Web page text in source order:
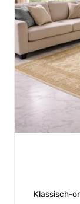
Klassisch-